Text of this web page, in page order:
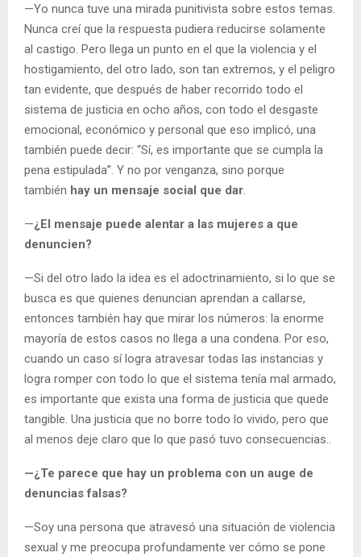
—Yo nunca tuve una mirada punitivista sobre estos temas.
Nunca creí que la respuesta pudiera reducirse solamente
al castigo. Pero llega un punto en el que la violencia y el
hostigamiento, del otro lado, son tan extremos, y el peligro
tan evidente, que después de haber recorrido todo el
sistema de justicia en ocho años, con todo el desgaste
emocional, económico y personal que eso implicó, una
también puede decir: “Sí, es importante que se cumpla la
pena estipulada”. Y no por venganza, sino porque
también hay un mensaje social que dar.
—¿El mensaje puede alentar a las mujeres a que
denuncien?
—Si del otro lado la idea es el adoctrinamiento, si lo que se
busca es que quienes denuncian aprendan a callarse,
entonces también hay que mirar los números: la enorme
mayoría de estos casos no llega a una condena. Por eso,
cuando un caso sí logra atravesar todas las instancias y
logra romper con todo lo que el sistema tenía mal armado,
es importante que exista una forma de justicia que quede
tangible. Una justicia que no borre todo lo vivido, pero que
al menos deje claro que lo que pasó tuvo consecuencias..
—¿Te parece que hay un problema con un auge de
denuncias falsas?
—Soy una persona que atravesó una situación de violencia
sexual y me preocupa profundamente ver cómo se pone